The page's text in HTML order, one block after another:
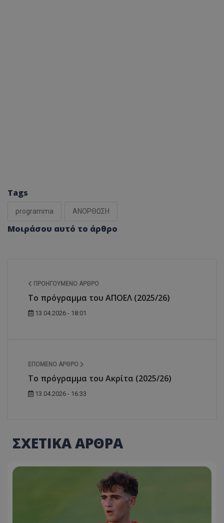
Tags
programma ΑΝΟΡΘΩΣΗ
Μοιράσου αυτό το άρθρο
ΠΡΟΗΓΟΎΜΕΝΟ ΆΡΘΡΟ
Το πρόγραμμα του ΑΠΟΕΛ (2025/26)
13.04.2026 - 18:01
ΕΠΌΜΕΝΟ ΆΡΘΡΟ
Το πρόγραμμα του Ακρίτα (2025/26)
13.04.2026 - 16:33
ΣΧΕΤΙΚΑ ΑΡΘΡΑ